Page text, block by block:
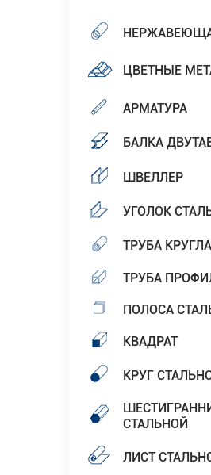
ЦВЕТНЫЕ
АРМАТУРА
БАЛКА
ШВЕЛЛЕР
УГОЛОК
ТРУБА
ТРУБА
ПОЛОСА
КВАДРАТ
КРУГ
СТАЛЬНОЙ
ЛИСТ